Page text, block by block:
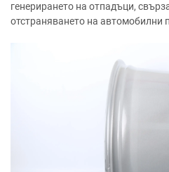
генерирането на отпадъци,
отстраняването на автомобилни